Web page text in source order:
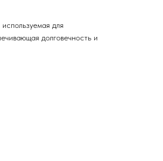
для
долговечность и